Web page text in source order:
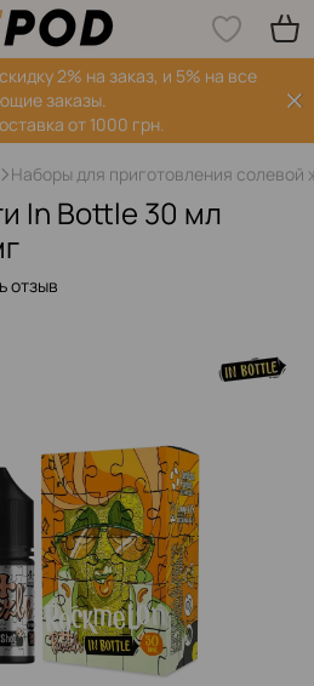
2% на заказ, и 5% на все
заказы.
от 1000 грн.
Наборы для приготовления солевой
In Bottle 30 мл
отзыв